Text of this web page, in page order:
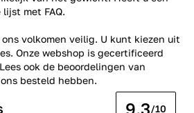
lijst met FAQ.
volkomen veilig. U kunt kiezen uit
Onze webshop is gecertificeerd
ook de beoordelingen van
besteld hebben.
9.3/10